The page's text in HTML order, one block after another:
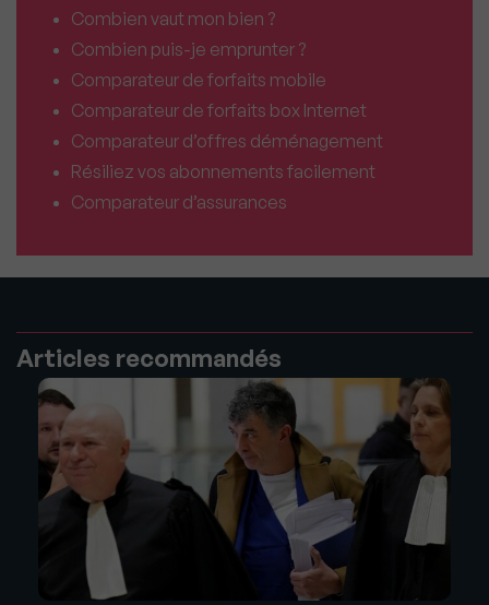
Combien vaut mon bien ?
Combien puis-je emprunter ?
Comparateur de forfaits mobile
Comparateur de forfaits box Internet
Comparateur d’offres déménagement
Résiliez vos abonnements facilement
Comparateur d’assurances
Articles recommandés